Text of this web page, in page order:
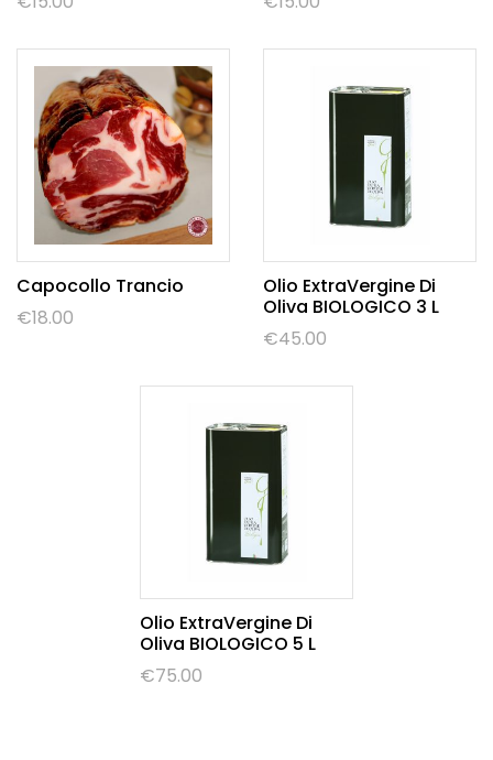
Capocollo Trancio
€18.00
Olio ExtraVergine Di
Oliva BIOLOGICO 3 L
€45.00
Olio ExtraVergine Di
Oliva BIOLOGICO 5 L
€75.00